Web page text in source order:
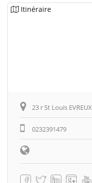
Itinéraire
23 r St Louis EVREUX
0232391479